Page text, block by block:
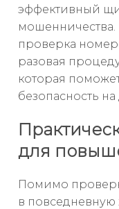
эффективный
проверка
разовая
которая
безопасность
для
Помимо
в повседневную